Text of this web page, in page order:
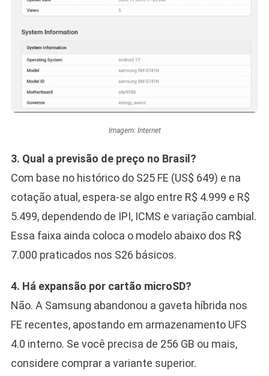
Imagem: Internet
3. Qual a previsão de preço no Brasil?
Com base no histórico do S25 FE (US$ 649) e na
cotação atual, espera-se algo entre R$ 4.999 e R$
5.499, dependendo de IPI, ICMS e variação cambial.
Essa faixa ainda coloca o modelo abaixo dos R$
7.000 praticados nos S26 básicos.
4. Há expansão por cartão microSD?
Não. A Samsung abandonou a gaveta híbrida nos
FE recentes, apostando em armazenamento UFS
4.0 interno. Se você precisa de 256 GB ou mais,
considere comprar a variante superior.